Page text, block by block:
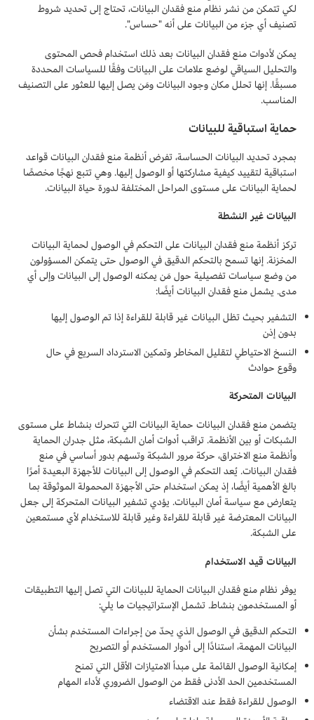
لكي تتمكن من نشر نظام منع فقدان البيانات، تحتاج إلى تحديد شروط
تصنيف أي جزء من البيانات على أنه "حساس".
يمكن لأدوات منع فقدان البيانات بعد ذلك استخدام فحص المحتوى
والتحليل السياقي لوضع علامات على البيانات وفقًا للسياسات المحددة
مسبقًا. إنها تحلل مكان وجود البيانات ومَن يصل إليها للعثور على التصنيف
المناسب.
حماية استباقية للبيانات
بمجرد تحديد البيانات الحساسة، تفرض أنظمة منع فقدان البيانات قواعد
استباقية لتقييد كيفية مشاركتها أو الوصول إليها. وهي تتبع نهجًا مخصصًا
لحماية البيانات على مستوى المراحل المختلفة لدورة حياة البيانات.
البيانات غير النشطة
تركز أنظمة منع فقدان البيانات على التحكم في الوصول لحماية البيانات
المخزنة. إنها تسمح بالتحكم الدقيق في الوصول حتى يتمكن المسؤولون
من وضع سياسات تفصيلية حول مَن يمكنه الوصول إلى البيانات وإلى أي
مدى. يشمل منع فقدان البيانات أيضًا:
التشفير بحيث تظل البيانات غير قابلة للقراءة إذا تم الوصول إليها
بدون إذن
النسخ الاحتياطي لتقليل المخاطر وتمكين الاسترداد السريع في حال
وقوع حوادث
البيانات المتحركة
يتضمن منع فقدان البيانات حماية البيانات التي تتحرك بنشاط على مستوى
الشبكات أو بين الأنظمة. تراقب أدوات أمان الشبكة، مثل جدران الحماية
وأنظمة منع الاختراق، حركة مرور الشبكة وتسهم بدور أساسي في منع
فقدان البيانات. يُعد التحكم في الوصول إلى البيانات للأجهزة البعيدة أمرًا
بالغ الأهمية أيضًا، إذ يمكن استخدام حتى الأجهزة المحمولة الموثوقة بما
يتعارض مع سياسة أمان البيانات. يؤدي تشفير البيانات المتحركة إلى جعل
البيانات المعترضة غير قابلة للقراءة وغير قابلة للاستخدام لأي مستمعين
على الشبكة.
البيانات قيد الاستخدام
يوفر نظام منع فقدان البيانات الحماية للبيانات التي تصل إليها التطبيقات
أو المستخدمون بنشاط. تشمل الإستراتيجيات ما يلي:
التحكم الدقيق في الوصول الذي يحدّ من إجراءات المستخدم بشأن
البيانات المهمة، استنادًا إلى أدوار المستخدم أو التصريح
إمكانية الوصول القائمة على مبدأ الامتيازات الأقل التي تمنح
المستخدمين الحد الأدنى فقط من الوصول الضروري لأداء المهام
الوصول للقراءة فقط عند الاقتضاء